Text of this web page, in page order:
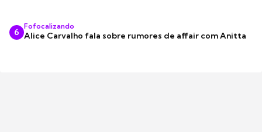
6
Fofocalizando
Alice Carvalho fala sobre rumores de affair com Anitta